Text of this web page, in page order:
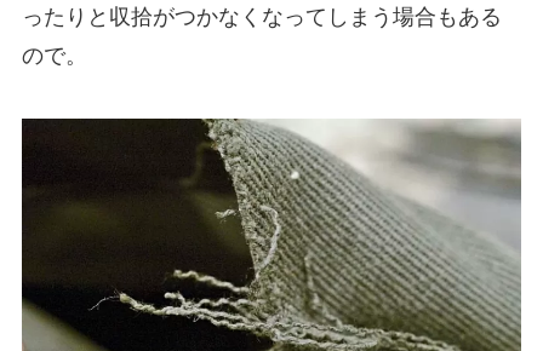
ったりと収拾がつかなくなってしまう場合もある
ので。